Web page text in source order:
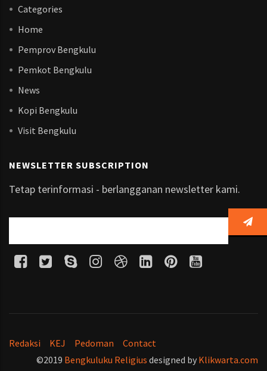
Categories
Home
Pemprov Bengkulu
Pemkot Bengkulu
News
Kopi Bengkulu
Visit Bengkulu
NEWSLETTER SUBSCRIPTION
Tetap terinformasi - berlangganan newsletter kami.
Redaksi KEJ Pedoman
Contact
©2019 Bengkuluku Religius designed by Klikwarta.com